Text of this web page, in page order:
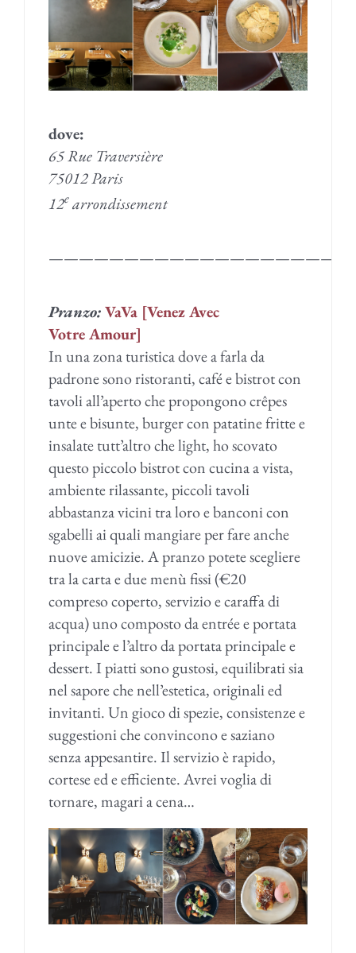
dove:
65 Rue Traversière
75012 Paris
12earrondissement
Pranzo:VaVa [Venez Avec
Votre Amour]
In una zona turistica dove a farla da
padrone sono ristoranti, café e bistrot con
tavoli all’aperto che propongono crêpes
unte e bisunte, burger con patatine fritte e
insalate tutt’altro che light, ho scovato
questo piccolo bistrot con cucina a vista,
ambiente rilassante, piccoli tavoli
abbastanza vicini tra loro e banconi con
sgabelli ai quali mangiare per fare anche
nuove amicizie. A pranzo potete scegliere
tra la carta e due menù fissi (€20
compreso coperto, servizio e caraffa di
acqua) uno composto da entrée e portata
principale e l’altro da portata principale e
dessert. I piatti sono gustosi, equilibrati sia
nel sapore che nell’estetica, originali ed
invitanti. Un gioco di spezie, consistenze e
suggestioni che convincono e saziano
senza appesantire. Il servizio è rapido,
cortese ed e efficiente. Avrei voglia di
tornare, magari a cena…